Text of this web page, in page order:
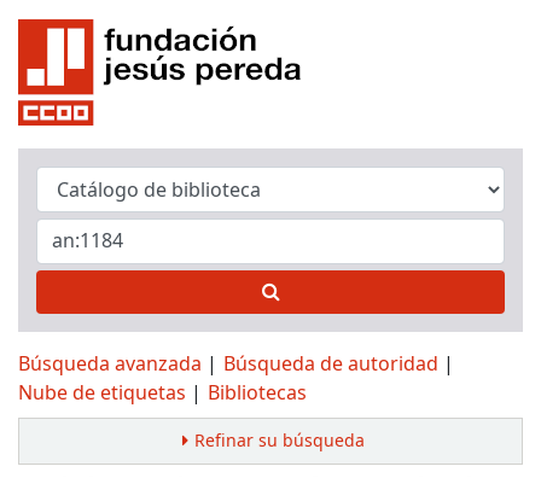
Búsqueda avanzada
Búsqueda de autoridad
Nube de etiquetas
Bibliotecas
Refinar su búsqueda